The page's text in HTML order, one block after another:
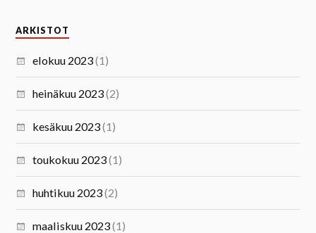
ARKISTOT
elokuu 2023(1)
heinäkuu 2023(2)
kesäkuu 2023(1)
toukokuu 2023(1)
huhtikuu 2023(2)
maaliskuu 2023(1)